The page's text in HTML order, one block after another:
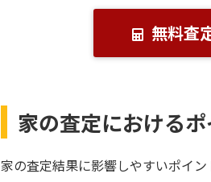
無料査
家の査定における
家の査定結果に影響しやすいポイン